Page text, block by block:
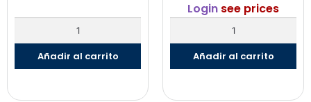
Añadir al carrito
Login see prices
Añadir al carrito